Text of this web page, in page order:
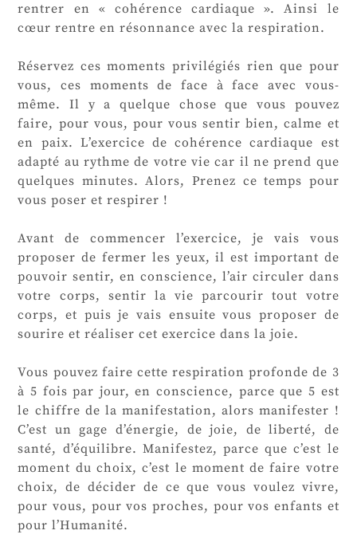
rentrer en « cohérence cardiaque ». Ainsi le
cœur rentre en résonnance avec la respiration.
Réservez ces moments privilégiés rien que pour
vous, ces moments de face à face avec vous-
même. Il y a quelque chose que vous pouvez
faire, pour vous, pour vous sentir bien, calme et
en paix. L’exercice de cohérence cardiaque est
adapté au rythme de votre vie car il ne prend que
quelques minutes. Alors, Prenez ce temps pour
vous poser et respirer !
Avant de commencer l’exercice, je vais vous
proposer de fermer les yeux, il est important de
pouvoir sentir, en conscience, l’air circuler dans
votre corps, sentir la vie parcourir tout votre
corps, et puis je vais ensuite vous proposer de
sourire et réaliser cet exercice dans la joie.
Vous pouvez faire cette respiration profonde de 3
à 5 fois par jour, en conscience, parce que 5 est
le chiffre de la manifestation, alors manifester !
C’est un gage d’énergie, de joie, de liberté, de
santé, d’équilibre. Manifestez, parce que c’est le
moment du choix, c’est le moment de faire votre
choix, de décider de ce que vous voulez vivre,
pour vous, pour vos proches, pour vos enfants et
pour l’Humanité.